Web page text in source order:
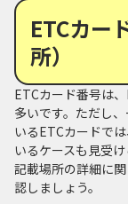
ETCカー
所）
ETCカード番号は
多いです。ただし
いるETCカードで
いるケースも見受け
記載場所の詳細に
認しましょう。